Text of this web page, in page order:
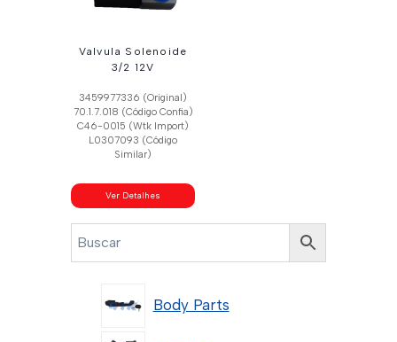
Valvula Solenoide
3/2 12V
3459977336 (Original)
70.1.7.018 (Código Confia)
C46-0015 (Wtk Import)
L0307093 (Código
Similar)
Ver Detalhes
Body Parts